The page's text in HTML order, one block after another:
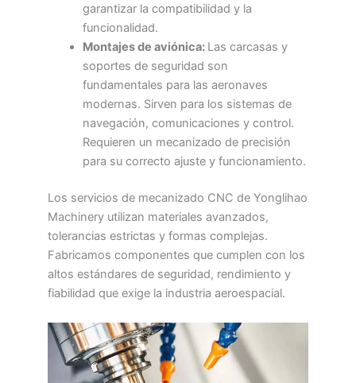
garantizar la compatibilidad y la
funcionalidad.
Montajes de aviónica: Las carcasas y
soportes de seguridad son
fundamentales para las aeronaves
modernas. Sirven para los sistemas de
navegación, comunicaciones y control.
Requieren un mecanizado de precisión
para su correcto ajuste y funcionamiento.
Los servicios de mecanizado CNC de Yonglihao
Machinery utilizan materiales avanzados,
tolerancias estrictas y formas complejas.
Fabricamos componentes que cumplen con los
altos estándares de seguridad, rendimiento y
fiabilidad que exige la industria aeroespacial.